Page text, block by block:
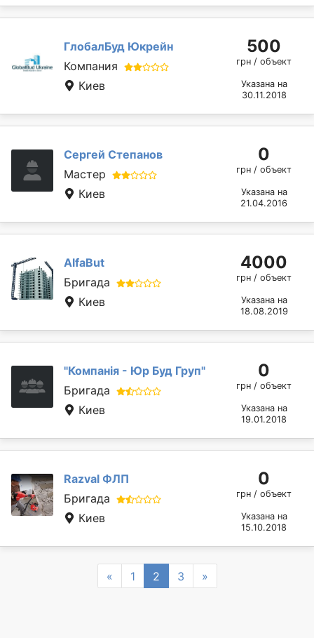
ГлобалБуд Юкрейн
Компания
Киев
500
грн / объект
Указана на
30.11.2018
Сергей Степанов
Мастер
Киев
0
грн / объект
Указана на
21.04.2016
AlfaBut
Бригада
Киев
4000
грн / объект
Указана на
18.08.2019
"Компанія - Юр Буд Груп"
Бригада
Киев
0
грн / объект
Указана на
19.01.2018
Razval ФЛП
Бригада
Киев
0
грн / объект
Указана на
15.10.2018
« Previous
1 2 3 »Next